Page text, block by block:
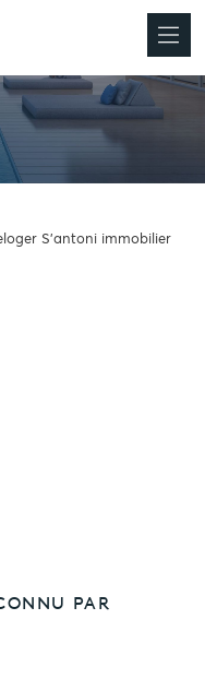
PAR